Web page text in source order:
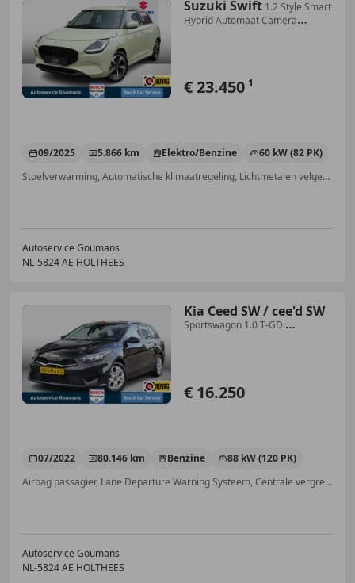
Suzuki Swift 1.2 Style Smart
Hybrid Automaat Camera
€ 23.450 1
09/2025 5.866 km Elektro/Benzine
60 kW (82 PK)
Stoelverwarming, Automatische klimaatregeling, Lichtmetalen velgen, Alarm, Getinte ramen, Dodehoekdetectie, Schakelflippers, Parkeerhulp met camera
Autoservice Goumans
NL-5824 AE HOLTHEES
Kia Ceed SW / cee'd SW
Sportswagon 1.0 T-GDi
€ 16.250
07/2022 80.146 km Benzine
88 kW (120 PK)
Airbag passagier, Lane Departure Warning Systeem, Centrale vergrendeling, Isofix, LED verlichting, Spoiler, Armsteun, Dakrails
Autoservice Goumans
NL-5824 AE HOLTHEES